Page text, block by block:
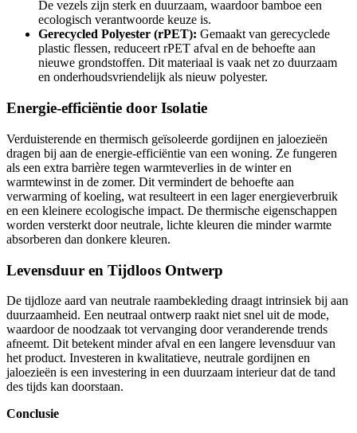
De vezels zijn sterk en duurzaam, waardoor bamboe een
ecologisch verantwoorde keuze is.
Gerecycled Polyester (rPET): Gemaakt van gerecyclede
plastic flessen, reduceert rPET afval en de behoefte aan
nieuwe grondstoffen. Dit materiaal is vaak net zo duurzaam
en onderhoudsvriendelijk als nieuw polyester.
Energie-efficiëntie door Isolatie
Verduisterende en thermisch geïsoleerde gordijnen en jaloezieën
dragen bij aan de energie-efficiëntie van een woning. Ze fungeren
als een extra barrière tegen warmteverlies in de winter en
warmtewinst in de zomer. Dit vermindert de behoefte aan
verwarming of koeling, wat resulteert in een lager energieverbruik
en een kleinere ecologische impact. De thermische eigenschappen
worden versterkt door neutrale, lichte kleuren die minder warmte
absorberen dan donkere kleuren.
Levensduur en Tijdloos Ontwerp
De tijdloze aard van neutrale raambekleding draagt intrinsiek bij aan
duurzaamheid. Een neutraal ontwerp raakt niet snel uit de mode,
waardoor de noodzaak tot vervanging door veranderende trends
afneemt. Dit betekent minder afval en een langere levensduur van
het product. Investeren in kwalitatieve, neutrale gordijnen en
jaloezieën is een investering in een duurzaam interieur dat de tand
des tijds kan doorstaan.
Conclusie